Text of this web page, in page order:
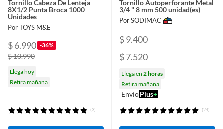
Tornillo Cabeza De Lenteja
8X1/2 Punta Broca 1000
Unidades
Por TOYS M&E
$ 6.990 -36%
$ 10.990
Llega hoy
Retira mañana
(3)
Tornillo Autoperforante Metal
3/4 " 8 mm 500 unidad(es)
Por SODIMAC
$ 9.400
$ 7.520
Llega en 2 horas
Retira mañana
EnvíoPlus+
(24)